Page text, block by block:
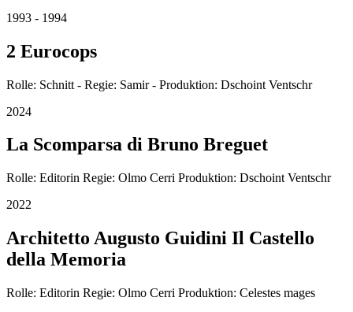
1993 - 1994
2 Eurocops
Rolle: Schnitt - Regie: Samir - Produktion: Dschoint Ventschr
2024
La Scomparsa di Bruno Breguet
Rolle: Editorin Regie: Olmo Cerri Produktion: Dschoint Ventschr
2022
Architetto Augusto Guidini Il Castello
della Memoria
Rolle: Editorin Regie: Olmo Cerri Produktion: Celestes mages